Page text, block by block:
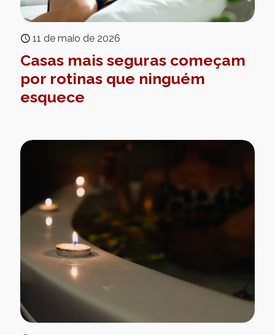
11 de maio de 2026
Casas mais seguras começam
por rotinas que ninguém
esquece